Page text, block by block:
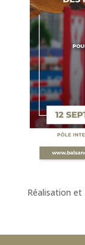
Réalisation et